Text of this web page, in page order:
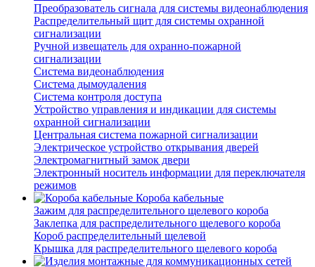
Преобразователь сигнала для системы видеонаблюдения
Распределительный щит для системы охранной
сигнализации
Ручной извещатель для охранно-пожарной
сигнализации
Система видеонаблюдения
Система дымоудаления
Система контроля доступа
Устройство управления и индикации для системы
охранной сигнализации
Центральная система пожарной сигнализации
Электрическое устройство открывания дверей
Электромагнитный замок двери
Электронный носитель информации для переключателя
режимов
Короба кабельные
Зажим для распределительного щелевого короба
Заклепка для распределительного щелевого короба
Короб распределительный щелевой
Крышка для распределительного щелевого короба